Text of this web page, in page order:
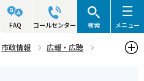
FAQ コールセンター 検索 メニュー
市政情報
広報・広聴